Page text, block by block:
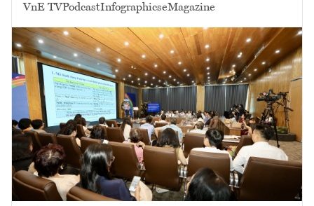
VnE TVPodcastInfographicseMagazine